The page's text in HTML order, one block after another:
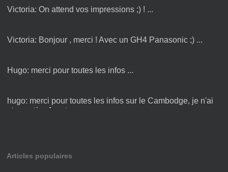
Victoria: On attend vos impressions ;) ! ...
Victoria: Bonjour , merci ! Avec un GH4 Panasonic ;) ...
Hugo: merci pour toutes les infos ...
hugo:
merci pour toutes les infos sur le Cambodge, je n'ai
plus qu'à y être :) ...
Articles populaires